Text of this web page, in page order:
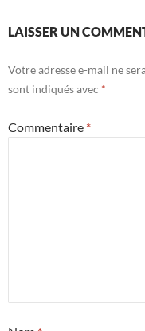
LAISSER UN
Votre adresse e-mail ne
sont indiqués avec *
Commentaire *